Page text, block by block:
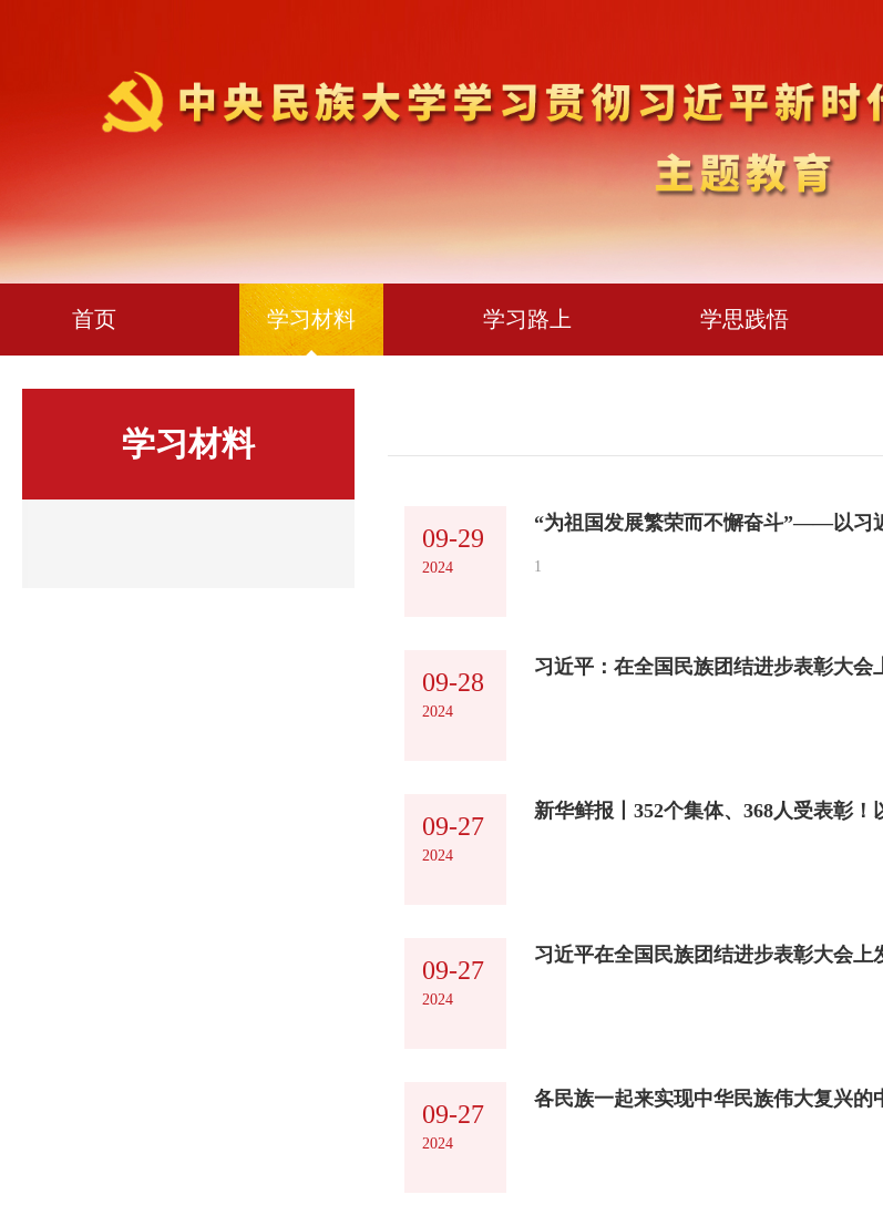
首页 学习材料 学习路上 学思践悟
学习材料
09-29
2024 1
09-28
2024
习近平：在全国民族团结进步表彰大会
09-27
2024
新华鲜报丨352个集体、368人受表彰
09-27
2024
09-27
2024